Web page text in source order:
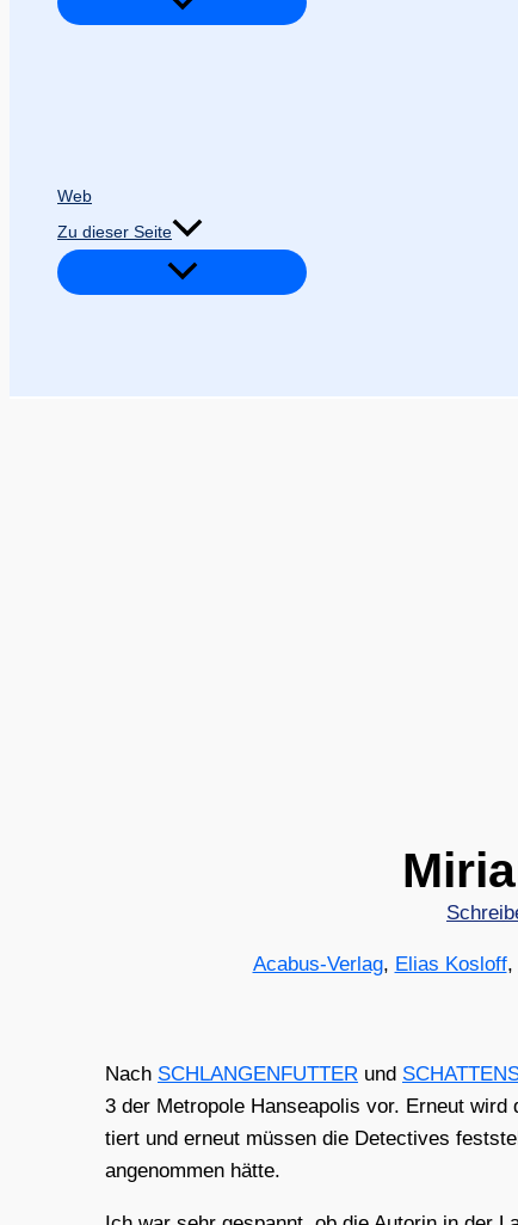
Web
Zu dieser Seite
Acabus-Verlag, Elias Kosloff,
Nach SCHLANGENFUTTER und
3 der Metro­po­le Han­sea­po­lis vor. Erneut
tiert und erneut müs­sen die Detec­ti­ves
ange­nom­men hät­te.